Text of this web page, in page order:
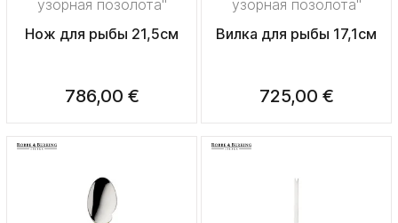
узорная позолота"
Нож для рыбы 21,5см
786,00 €
узорная позолота"
Вилка для рыбы 17,1см
725,00 €